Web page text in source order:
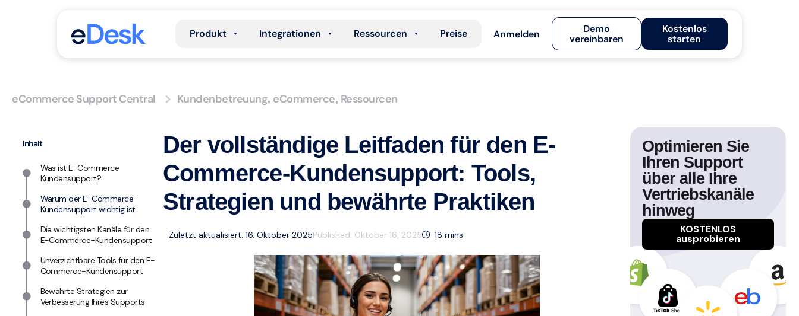
Produkt Integrationen Ressourcen Preise Anmelden
Demo
vereinbaren
Kostenlos
starten
eCommerce Support Central Kundenbetreuung, eCommerce, Ressourcen
Inhalt
Was ist E-Commerce
Kundensupport?
Warum der E-Commerce-
Kundensupport wichtig ist
Die wichtigsten Kanäle für den
E-Commerce-Kundensupport
Unverzichtbare Tools für den E-
Commerce-Kundensupport
Bewährte Strategien zur
Verbesserung Ihres Supports
Der vollständige Leitfaden für den E-
Commerce-Kundensupport: Tools,
Strategien und bewährte Praktiken
Zuletzt aktualisiert: 16. Oktober 2025Published: Oktober 16, 2025 18 mins
Optimieren Sie
Ihren Support
über alle Ihre
Vertriebskanäle
hinweg
KOSTENLOS
ausprobieren